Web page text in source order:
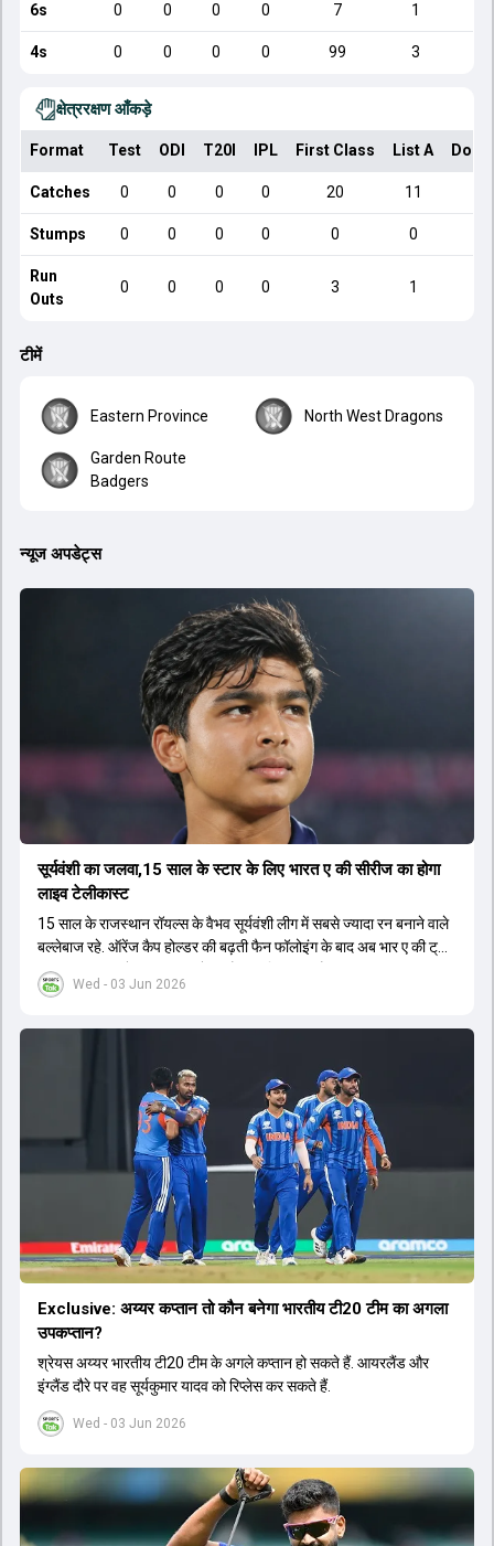
6s 0 0 0 0 7 1
4s 0 0 0 0 99 3
क्षेत्ररक्षण आँकड़े
Format Test ODI T20I IPL First Class List A
Catches 0 0 0 0 20 11
Stumps 0 0 0 0 0 0
Run
Outs
0 0 0 0 3 1
टीमें
Eastern Province North West Dragons
Garden Route
Badgers
न्यूज अपडेट्स
Wed - 03 Jun 2026
सूर्यवंशी का जलवा,15 साल के स्टार के लिए भारत ए की सीरीज का होगा
लाइव टेलीकास्ट
15 साल के राजस्थान रॉयल्स के वैभव सूर्यवंशी लीग में सबसे ज्यादा रन बनाने वाले
बल्लेबाज रहे. ऑरेंज कैप होल्डर की बढ़ती फैन फॉलोइंग के बाद अब भार ए की ट्राई
सीरीज का लाइव टेलीकास्ट करने का फैसला लिया गया है.
Wed - 03 Jun 2026
Exclusive: अय्यर कप्तान तो कौन बनेगा भारतीय टी20 टीम का अगला
उपकप्तान?
श्रेयस अय्यर भारतीय टी20 टीम के अगले कप्तान हो सकते हैं. आयरलैंड और
इंग्लैंड दौरे पर वह सूर्यकुमार यादव को रिप्लेस कर सकते हैं.